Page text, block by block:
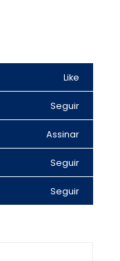
Like
Seguir
Assinar
Seguir
Seguir